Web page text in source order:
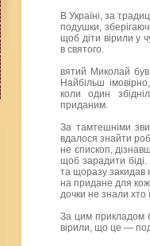
В Україні, за
подушки,
щоб діти вірили у
в святого.
вятий Миколай
Найбільш
коли один
приданим.
За тамтешніми
вдалося знайти
не єпископ,
щоб зарадити
та щоразу закидав
на придане для
дочки не знали хто
За цим прикладом
вірили, що це —